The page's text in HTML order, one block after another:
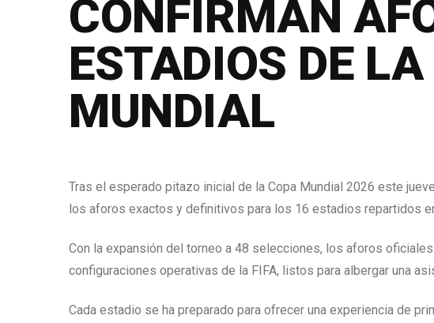
CONFIRMAN
ESTADIOS DE
MUNDIAL
Tras el esperado pitazo inicial de la Copa Mundial 2026 este
los aforos exactos y definitivos para los 16 estadios repartidos
Con la expansión del torneo a 48 selecciones, los aforos
configuraciones operativas de la FIFA, listos para albergar una
Cada estadio se ha preparado para ofrecer una experiencia de